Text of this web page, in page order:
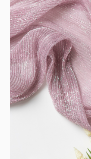
ПРОЧЕЕ
Договор оферты
Политика
конфиденциальности
*принадлежат компании Meta,
признанной экстремистской
и запрещенной в РФ